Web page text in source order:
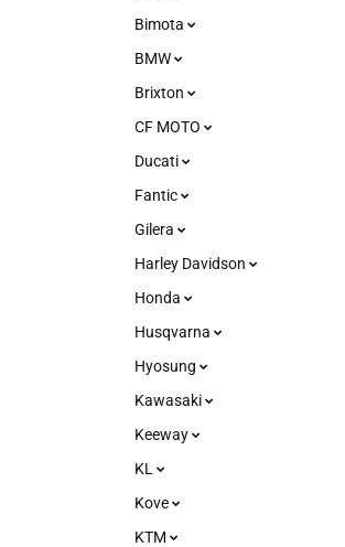
Bimota
BMW
Brixton
CF MOTO
Ducati
Fantic
Gilera
Harley Davidson
Honda
Husqvarna
Hyosung
Kawasaki
Keeway
KL
Kove
KTM